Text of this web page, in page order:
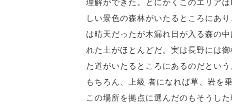
理解ができた。とにかくこのエリア
しい景色の森林がいたるところにあ
は晴天だったが木漏れ日が入る森の
れた土がほとんどだ。実は長野には
た道がいたるところにあるのだとい
もちろん、上級 者になれば草、岩を
この場所を拠点に選んだのもそうした